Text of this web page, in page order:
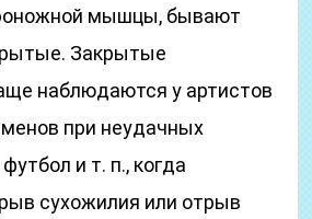
мышцы, бывают
Закрытые
наблюдаются у артистов
при неудачных
и т. п., когда
сухожилия или отрыв